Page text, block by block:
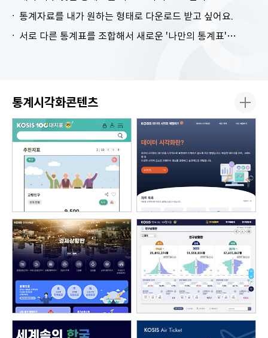
통계자료를 내가 원하는 형태로 다운로드 받고 싶어요.
서로 다른 통계표를 조합해서 새로운 '나만의 통계표'를 만들고 싶어요.
통계시각화콘텐츠